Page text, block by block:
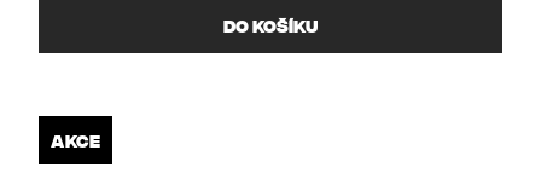
DO KOŠÍKU
AKCE